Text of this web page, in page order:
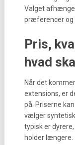
Valget
præferencer og
Pris,
hvad
Når det
extensions, er
på. Priserne
vælger
typisk er
holder længere.